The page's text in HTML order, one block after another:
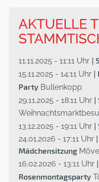
AKTUELLE
11.11.2025 - 11:11 Uhr |
15.11.2025 - 14:11 Uhr |
Party Bullenkopp
29.11.2025 - 18:11 Uhr |
13.12.2025 - 19:11 Uhr |
24.01.2026 - 17:11 Uhr
Mädchensitzung
16.02.2026 - 13:11 Uhr |
Rosenmontagsparty